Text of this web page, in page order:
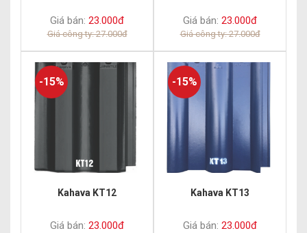
Giá bán: 23.000đ
Giá công ty: 27.000đ
Giá bán: 23.000đ
Giá công ty: 27.000đ
-15%
Kahava KT12
Giá bán: 23.000đ
-15%
Kahava KT13
Giá bán: 23.000đ